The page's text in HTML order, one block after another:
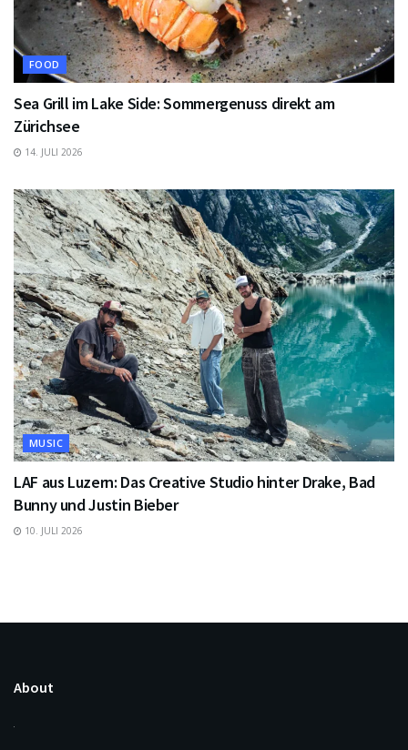
FOOD
Sea Grill im Lake Side: Sommergenuss direkt am
Zürichsee
14. JULI 2026
MUSIC
LAF aus Luzern: Das Creative Studio hinter Drake, Bad
Bunny und Justin Bieber
10. JULI 2026
About